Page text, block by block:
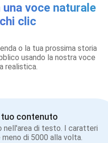
voce naturale
clic
o la tua prossima storia
usando la nostra voce
realistica.
tuo contenuto
nell'area di testo. I caratteri
di 5000 alla volta.